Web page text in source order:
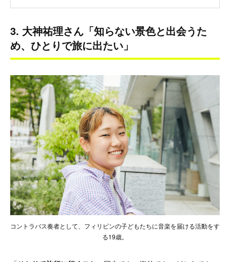
3. 大神祐理さん「知らない景色と出会うた
め、ひとりで旅に出たい」
コントラバス奏者として、フィリピンの子どもたちに音楽を届ける活動をす
る19歳。